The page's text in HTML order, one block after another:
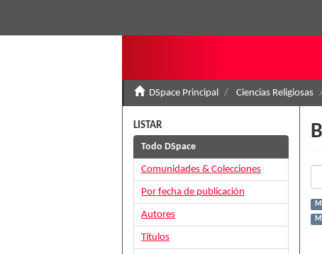
DSpace Principal Ciencias Religiosas
LISTAR
Todo DSpace
Comunidades & Colecciones
Por fecha de publicación
Autores
Títulos